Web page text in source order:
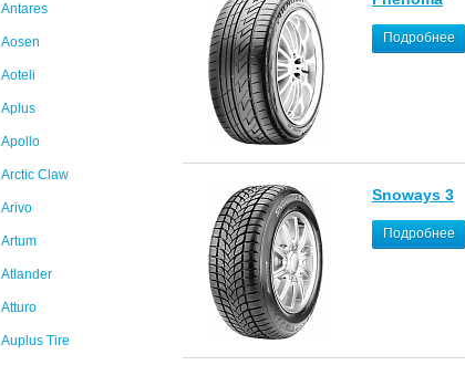
Antares
Aosen
Aoteli
Aplus
Apollo
Arctic Claw
Arivo
Artum
Atlander
Atturo
Auplus Tire
Подробнее
Snoways 3
Подробнее